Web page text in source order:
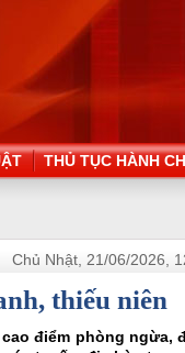
THỦ TỤC HÀNH
Chủ Nhật, 21/06/2026,
thiếu niên
điểm phòng ngừa,